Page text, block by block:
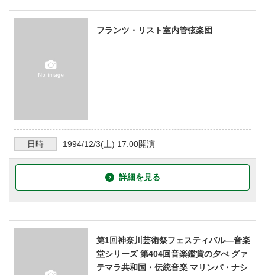
フランツ・リスト室内管弦楽団
日時 1994/12/3(土) 17:00開演
詳細を見る
第1回神奈川芸術祭フェスティバル―音楽
堂シリーズ 第404回音楽鑑賞の夕べ グァ
テマラ共和国・伝統音楽 マリンバ・ナシ